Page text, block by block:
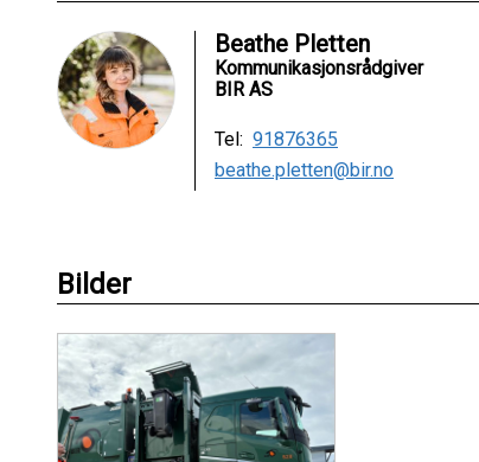
Beathe Pletten
Kommunikasjonsrådgiver
BIR AS
Tel: 91876365
beathe.pletten@bir.no
Bilder